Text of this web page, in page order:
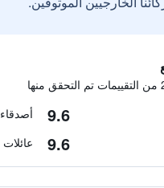
9.6 أصدقاء
9.6 عائلات